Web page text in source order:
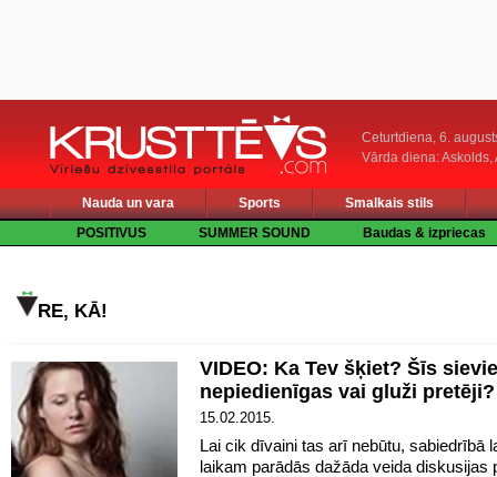
Ceturtdiena, 6.
Vārda diena: Askolds,
Nauda un vara Sports
Smalkais stils
POSITIVUS
SUMMER SOUND Baudas & izpriecas
RE, KĀ!
VIDEO: Ka Tev šķiet? Šīs
nepiedienīgas vai gluži
15.02.2015.
Lai cik dīvaini tas arī nebūtu, sabiedrībā
laikam parādās dažāda veida diskusijas